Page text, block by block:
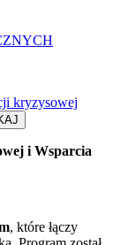
kryzysowej
i Wsparcia
, które łączy